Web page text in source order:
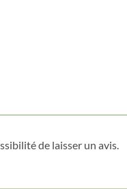
de laisser un avis.